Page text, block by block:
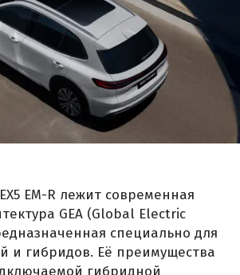
EM-R лежит современная
GEA (Global Electric
специально для
и гибридов. Её преимущества
гибридной